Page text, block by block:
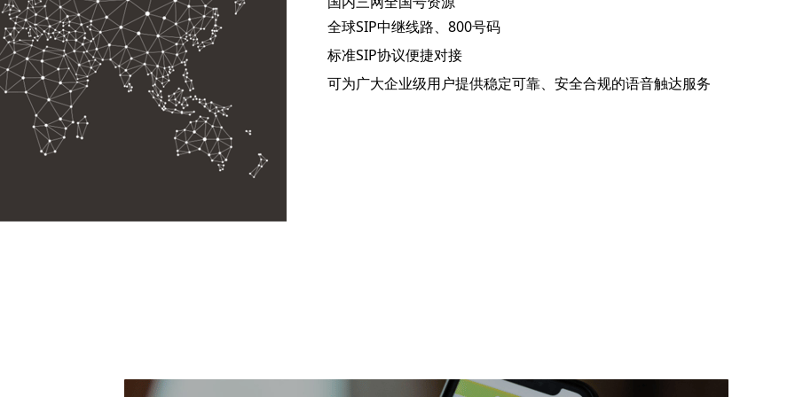
全球SIP中继线路、800号码
标准SIP协议便捷对接
可为广大企业级用户提供稳定可靠、安全合规的语音触达服务